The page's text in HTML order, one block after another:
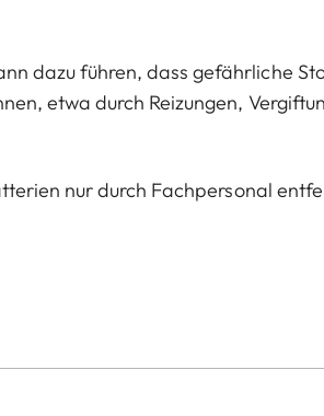
dazu führen, dass gefährliche
etwa durch Reizungen,
nur durch Fachpersonal